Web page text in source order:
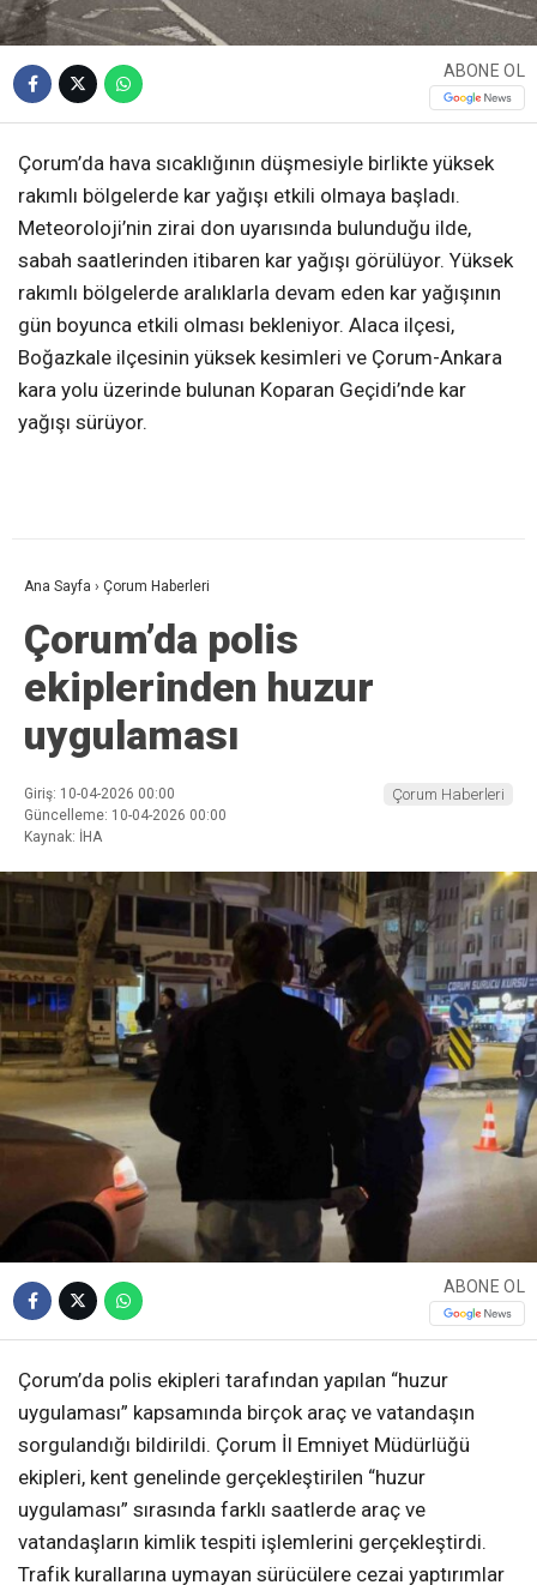
ABONE OL
Çorum’da hava sıcaklığının düşmesiyle birlikte yüksek
rakımlı bölgelerde kar yağışı etkili olmaya başladı.
Meteoroloji’nin zirai don uyarısında bulunduğu ilde,
sabah saatlerinden itibaren kar yağışı görülüyor. Yüksek
rakımlı bölgelerde aralıklarla devam eden kar yağışının
gün boyunca etkili olması bekleniyor. Alaca ilçesi,
Boğazkale ilçesinin yüksek kesimleri ve Çorum-Ankara
kara yolu üzerinde bulunan Koparan Geçidi’nde kar
yağışı sürüyor.
Ana Sayfa › Çorum Haberleri
Çorum’da polis
ekiplerinden huzur
uygulaması
Giriş: 10-04-2026 00:00
Güncelleme: 10-04-2026 00:00
Kaynak: İHA
Çorum Haberleri
ABONE OL
Çorum’da polis ekipleri tarafından yapılan “huzur
uygulaması” kapsamında birçok araç ve vatandaşın
sorgulandığı bildirildi. Çorum İl Emniyet Müdürlüğü
ekipleri, kent genelinde gerçekleştirilen “huzur
uygulaması” sırasında farklı saatlerde araç ve
vatandaşların kimlik tespiti işlemlerini gerçekleştirdi.
Trafik kurallarına uymayan sürücülere cezai yaptırımlar